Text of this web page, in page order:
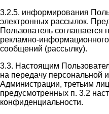
3.2.5. информирования
электронных рассылок.
Пользователь соглашается
рекламно-
сообщений (рассылку).
3.3. Настоящим
на передачу
Администрации, третьим
предусмотренных п. 3.2
конфиденциальности.